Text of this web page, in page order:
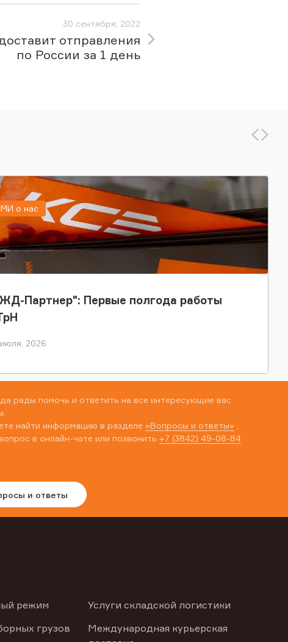
30 сентября, 2022
отправления
по России за 1 день
Партнер": Первые полгода работы
2026
о нас
рады помочь и ответить на все интересующие вас
найти информацию в разделе «Вопросы и ответы»
в онлайн-чате или позвонить +7 (3842) 49-08-84
и ответы
режим
грузов
Услуги складской логистики
Международная курьерская